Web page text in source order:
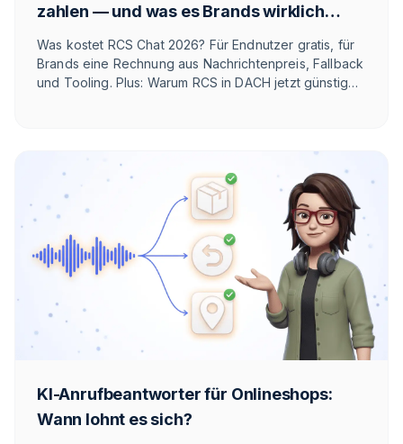
zahlen — und was es Brands wirklich
kostet
Was kostet RCS Chat 2026? Für Endnutzer gratis, für
Brands eine Rechnung aus Nachrichtenpreis, Fallback
und Tooling. Plus: Warum RCS in DACH jetzt günstiger
KI-Anrufbeantworter für Onlineshops:
Wann lohnt es sich?